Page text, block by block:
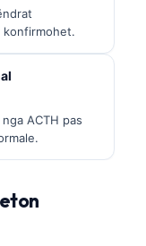
konfirmohet.
ACTH pas